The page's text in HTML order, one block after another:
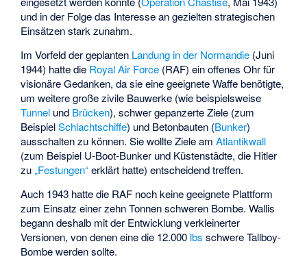
und in der Folge das Interesse an gezielten strategischen
Einsätzen stark zunahm.
Im Vorfeld der geplanten Landung in der Normandie (Juni
1944) hatte die Royal Air Force (RAF) ein offenes Ohr für
visionäre Gedanken, da sie eine geeignete Waffe benötigte,
um weitere große zivile Bauwerke (wie beispielsweise
Tunnel und Brücken), schwer gepanzerte Ziele (zum
BeispielSchlachtschiffe) und Betonbauten (Bunker)
ausschalten zu können. Sie wollte Ziele amAtlantikwall
(zum Beispiel U-Boot-Bunker und Küstenstädte, die Hitler
zu„Festungen“erklärt hatte) entscheidend treffen.
Auch 1943 hatte die RAF noch keine geeignete Plattform
zum Einsatz einer zehn Tonnen schweren Bombe. Wallis
begann deshalb mit der Entwicklung verkleinerter
Versionen, von denen eine die 12.000 lbs schwere Tallboy-
Bombe werden sollte.